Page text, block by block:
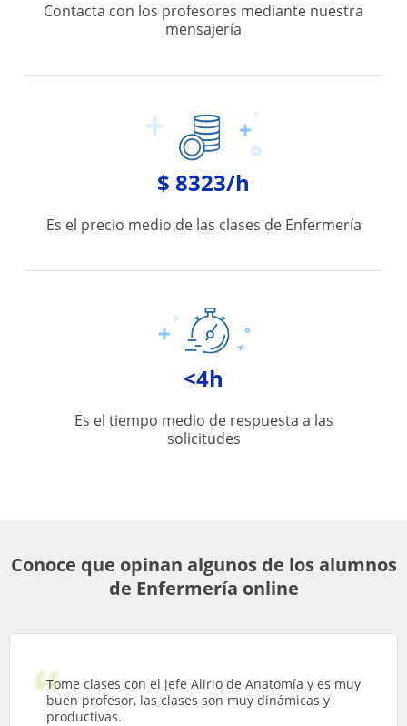
Contacta con los profesores mediante nuestra
mensajería
$ 8323/h
Es el precio medio de las clases de Enfermería
<4h
Es el tiempo medio de respuesta a las
solicitudes
Conoce que opinan algunos de los alumnos
de Enfermería online
Tome clases con el jefe Alirio de Anatomía y es muy
buen profesor, las clases son muy dinámicas y
productivas.